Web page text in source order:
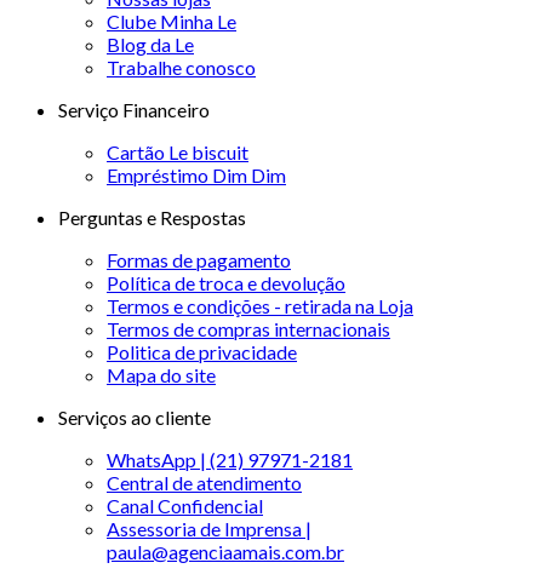
Clube Minha Le
Blog da Le
Trabalhe conosco
Serviço Financeiro
Cartão Le biscuit
Empréstimo Dim Dim
Perguntas e Respostas
Formas de pagamento
Política de troca e devolução
Termos e condições - retirada na Loja
Termos de compras internacionais
Politica de privacidade
Mapa do site
Serviços ao cliente
WhatsApp | (21) 97971-2181
Central de atendimento
Canal Confidencial
Assessoria de Imprensa |
paula@agenciaamais.com.br